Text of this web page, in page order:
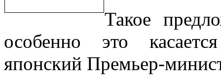
Такое
особенно это
японский Премьер-